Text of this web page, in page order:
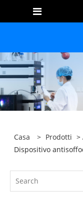
Casa > Prodotti >
Dispositivo